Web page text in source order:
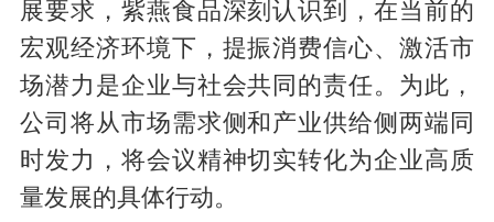
展要求，紫燕食品深刻认识到，在当前的
宏观经济环境下，提振消费信心、激活市
场潜力是企业与社会共同的责任。为此，
公司将从市场需求侧和产业供给侧两端同
时发力，将会议精神切实转化为企业高质
量发展的具体行动。